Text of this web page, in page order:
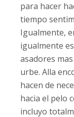
para hacer
tiempo
Igualmente,
igualmente
asadores
urbe. Alla
hacen de
hacia el pelo
incluyo